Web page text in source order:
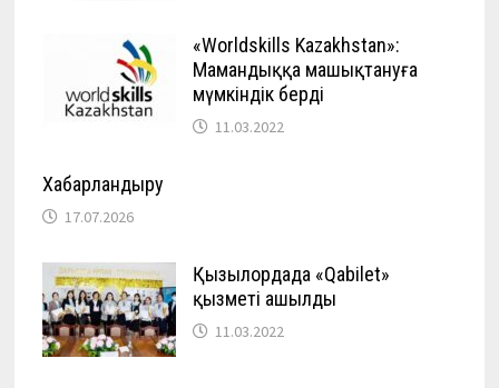
«Worldskills Kazakhstan»:
Мамандыққа машықтануға
мүмкіндік берді
11.03.2022
Хабарландыру
17.07.2026
Қызылордада «Qabilet»
қызметі ашылды
11.03.2022